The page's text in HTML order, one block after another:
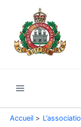
contenu
Menu
Accueil